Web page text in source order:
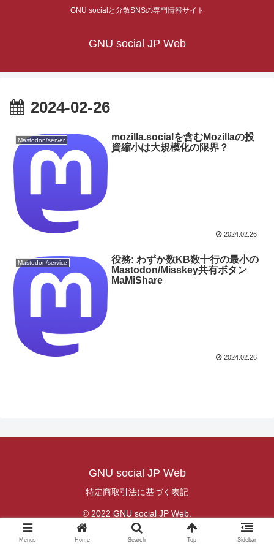
GNU socialと分散SNSの専門情報サイト
GNU social JP Web
2024-02-26
Mastodon/server
mozilla.socialを含むMozillaの投
資縮小は大規模化の限界？
2024.02.26
Mastodon/service
役務: わずか数KB数十行の最小の
Mastodon/Misskey共有ボタン
MaMiShare
2024.02.26
GNU social JP Web
特定商取引法に基づく表記
© 2022 GNU social JP Web.
Menus Home Search Top Sidebar